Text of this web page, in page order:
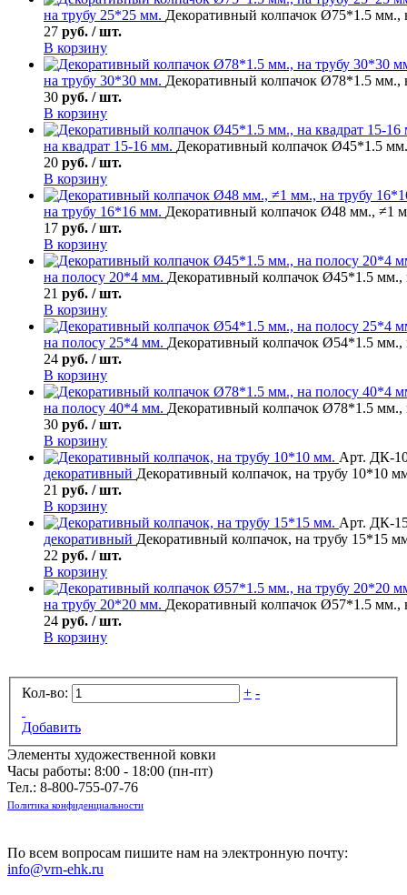
на трубу 25*25 мм. Декоративный колпачок Ø75*1.5 мм.,
27 руб. / шт.
В корзину
на трубу 30*30 мм. Декоративный колпачок Ø78*1.5 мм.,
30 руб. / шт.
В корзину
на квадрат 15-16 мм. Декоративный колпачок Ø45*1.5
20 руб. / шт.
В корзину
на трубу 16*16 мм. Декоративный колпачок Ø48 мм., ≠1
17 руб. / шт.
В корзину
на полосу 20*4 мм. Декоративный колпачок Ø45*1.5
21 руб. / шт.
В корзину
на полосу 25*4 мм. Декоративный колпачок Ø54*1.5
24 руб. / шт.
В корзину
на полосу 40*4 мм. Декоративный колпачок Ø78*1.5
30 руб. / шт.
В корзину
Арт. ДК-
декоративный Декоративный колпачок, на трубу 10*10
21 руб. / шт.
В корзину
Арт. ДК-
декоративный Декоративный колпачок, на трубу 15*15
22 руб. / шт.
В корзину
на трубу 20*20 мм. Декоративный колпачок Ø57*1.5 мм.,
24 руб. / шт.
В корзину
Кол-во: + -
Добавить
Элементы художественной ковки
Часы работы: 8:00 - 18:00 (пн-пт)
Тел.: 8-800-755-07-76
Политика конфиденциальности
По всем вопросам пишите нам на электронную почту:
info@vrn-ehk.ru